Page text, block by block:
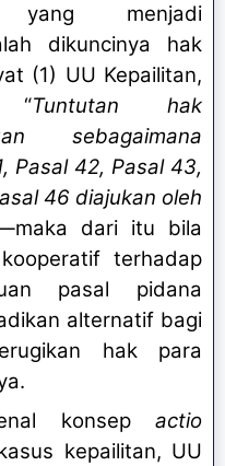
menjadi
dikuncinya hak
(1) UU Kepailitan,
“Tuntutan hak
sebagaimana
Pasal 42, Pasal 43,
46 diajukan oleh
dari itu bila
terhadap
pasal pidana
alternatif bagi
hak para
konsep actio
kepailitan, UU